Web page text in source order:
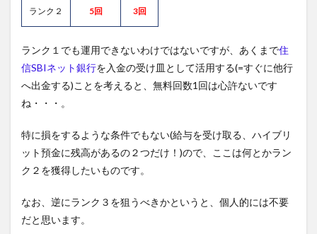
ランク２ 5回 3回
ランク１でも運用できないわけではないですが、あくまで住
信SBIネット銀行を入金の受け皿として活用する(=すぐに他行
へ出金する)ことを考えると、無料回数1回は心許ないです
ね・・・。
特に損をするような条件でもない(給与を受け取る、ハイブリ
ット預金に残高があるの２つだけ！)ので、ここは何とかラン
ク２を獲得したいものです。
なお、逆にランク３を狙うべきかというと、個人的には不要
だと思います。